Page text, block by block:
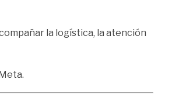
la logística, la atención